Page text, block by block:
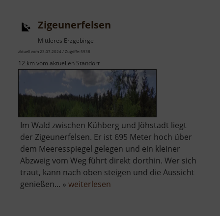
Zigeunerfelsen
Mittleres Erzgebirge
aktuell vom 23.07.2024 / Zugriffe: 5938
12 km vom aktuellen Standort
Im Wald zwischen Kühberg und Jöhstadt liegt
der Zigeunerfelsen. Er ist 695 Meter hoch über
dem Meeresspiegel gelegen und ein kleiner
Abzweig vom Weg führt direkt dorthin. Wer sich
traut, kann nach oben steigen und die Aussicht
genießen... » weiterlesen